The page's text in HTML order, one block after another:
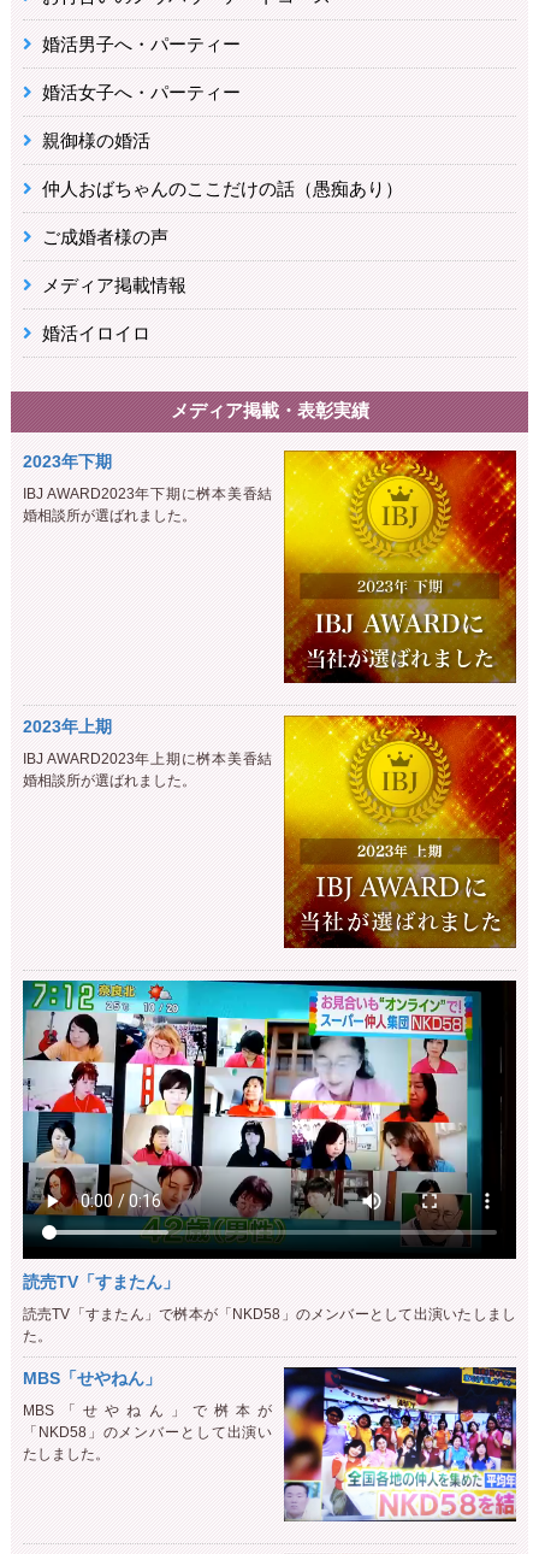
婚活男子へ・パーティー
婚活女子へ・パーティー
親御様の婚活
仲人おばちゃんのここだけの話（愚痴あり）
ご成婚者様の声
メディア掲載情報
婚活イロイロ
メディア掲載・表彰実績
2023年下期
IBJ AWARD2023年下期に桝本美香結
婚相談所が選ばれました。
2023年上期
IBJ AWARD2023年上期に桝本美香結
婚相談所が選ばれました。
読売TV「すまたん」
読売TV「すまたん」で桝本が「NKD58」のメンバーとして出演いたしまし
た。
MBS「せやねん」
MBS「せやねん」で桝本が
「NKD58」のメンバーとして出演い
たしました。